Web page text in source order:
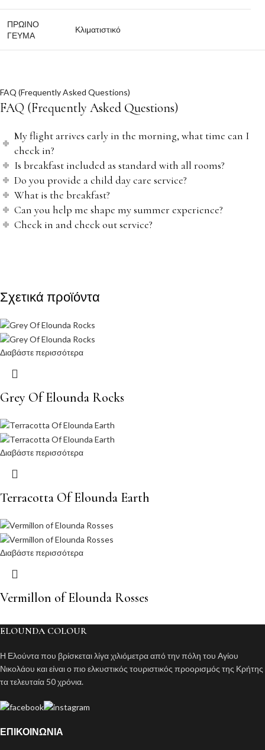
ΠΡΩΙΝΟ
ΓΕΥΜΑ
Κλιματιστικό
FAQ (Frequently Asked Questions)
FAQ (Frequently Asked Questions)
My flight arrives early in the morning, what time can I
check in?
Is breakfast included as standard with all rooms?
Do you provide a child day care service?
What is the breakfast?
Can you help me shape my summer experience?
Check in and check out service?
Σχετικά προϊόντα
Διαβάστε περισσότερα
Grey Of Elounda Rocks
Διαβάστε περισσότερα
Terracotta Of Elounda Earth
Διαβάστε περισσότερα
Vermillon of Elounda Rosses
ELOUNDA COLOUR
Η Ελούντα που βρίσκεται λίγα χιλιόμετρα από την πόλη του Αγίου
Νικολάου και είναι ο πιο ελκυστικός τουριστικός προορισμός της Κρήτης
τα τελευταία 50 χρόνια.
ΕΠΙΚΟΙΝΩΝΊΑ